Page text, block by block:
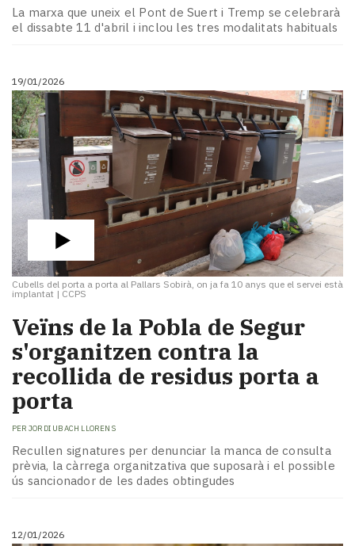
La marxa que uneix el Pont de Suert i Tremp se celebrarà
el dissabte 11 d'abril i inclou les tres modalitats habituals
19/01/2026
Cubells del porta a porta al Pallars Sobirà, on ja fa 10 anys que el servei està
implantat | CCPS
Veïns de la Pobla de Segur
s'organitzen contra la
recollida de residus porta a
porta
PER JORDI UBACH LLORENS
Recullen signatures per denunciar la manca de consulta
prèvia, la càrrega organitzativa que suposarà i el possible
ús sancionador de les dades obtingudes
12/01/2026